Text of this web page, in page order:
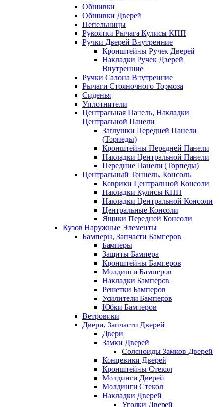
Обшивки
Обшивки Дверей
Пепельницы
Рукоятки Рычага Кулисы КПП
Ручки Дверей Внутренние
Кронштейны Ручек Дверей
Накладки Ручек Дверей
Внутренние
Ручки Салона Внутренние
Рычаги Стояночного Тормоза
Сиденья
Уплотнители
Центральная Панель, Накладки
Центральной Панели
Заглушки Передней Панели
(Торпеды)
Кронштейны Передней Панели
Накладки Центральной Панели
Передние Панели (Торпеды)
Центральный Тоннель, Консоль
Коврики Центральной Консоли
Накладки Кулисы КПП
Накладки Центральной Консоли
Центральные Консоли
Ящики Передней Консоли
Кузов Наружные Элементы
Бамперы, Запчасти Бамперов
Бамперы
Защиты Бампера
Кронштейны Бамперов
Молдинги Бамперов
Накладки Бамперов
Решетки Бамперов
Усилители Бамперов
Юбки Бамперов
Ветровики
Двери, Запчасти Дверей
Двери
Замки Дверей
Соленоиды Замков Дверей
Концевики Дверей
Кронштейны Стекол
Молдинги Дверей
Молдинги Стекол
Накладки Дверей
Уголки Дверей